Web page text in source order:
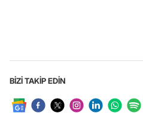
BİZİ TAKİP EDİN